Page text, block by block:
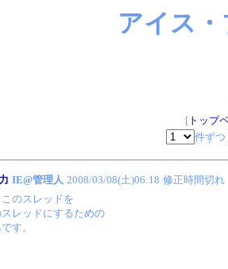
アイス
[トップ
件ずつ
IE@管理人 2008/03/08(土)06:18 修正時間切れ
のスレッドを
レッドにするための
す。